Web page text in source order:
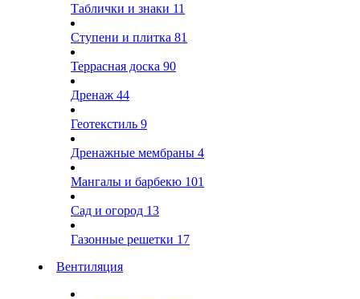
Таблички и знаки 11
Ступени и плитка 81
Террасная доска 90
Дренаж 44
Геотекстиль 9
Дренажные мембраны 4
Мангалы и барбекю 101
Сад и огород 13
Газонные решетки 17
Вентиляция